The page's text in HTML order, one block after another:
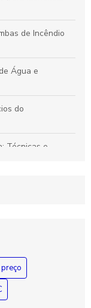
de Incêndio
Água e
do
Técnicas e
com Segurança